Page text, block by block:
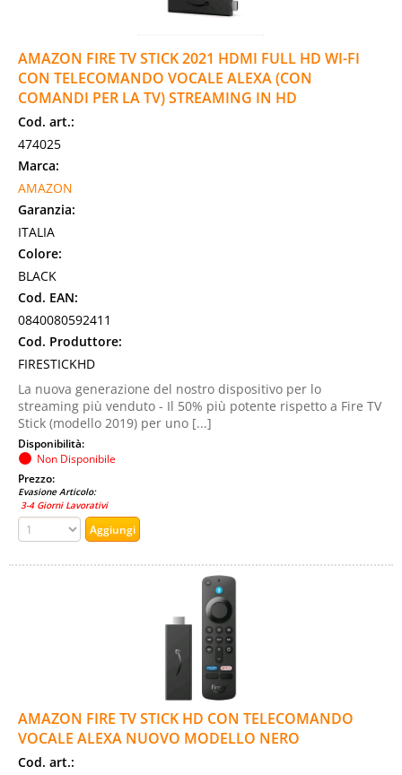
AMAZON FIRE TV STICK 2021 HDMI FULL HD WI-FI
CON TELECOMANDO VOCALE ALEXA (CON
COMANDI PER LA TV) STREAMING IN HD
Cod. art.:
474025
Marca:
AMAZON
Garanzia:
ITALIA
Colore:
BLACK
Cod. EAN:
0840080592411
Cod. Produttore:
FIRESTICKHD
La nuova generazione del nostro dispositivo per lo
streaming più venduto - Il 50% più potente rispetto a Fire TV
Stick (modello 2019) per uno [...]
Disponibilità:
Non Disponibile
Prezzo:
Evasione Articolo:
3-4 Giorni Lavorativi
AMAZON FIRE TV STICK HD CON TELECOMANDO
VOCALE ALEXA NUOVO MODELLO NERO
Cod. art.: